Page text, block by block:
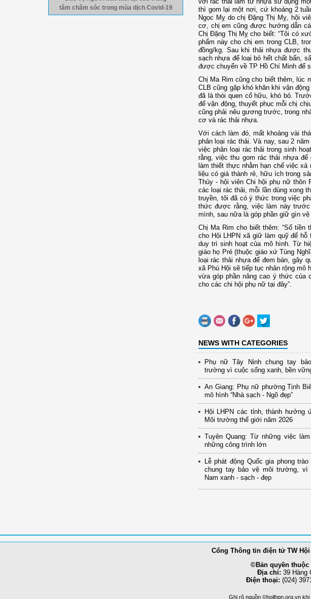
tâm chăm sóc trong mùa dịch Covid-19
thì gom lại một nơi, cứ khoảng 2
Ngọc Mỵ do chị Đặng Thị Mỵ, hội
cơ, chị em cũng được hướng dẫn
Chị Đặng Thị Mỵ cho biết: “Tôi có
phẩm này cho chị em trong CLB,
đồng/kg. Sau khi thải nhựa được
sạch nhựa để loại bỏ hết chất bẩn,
được chuyển về TP Hồ Chí Minh để
Chị Ma Rim cũng cho biết thêm, lúc
CLB cũng gặp khó khăn khi vận
đã là thói quen cố hữu, khó bỏ.
để vận động, thuyết phục mỗi chị
cũng phải nêu gương trước, trong
cơ và rác thải nhựa.
Với cách làm đó, mất khoảng vài
phân loại rác thải. Và nay, sau 2
việc phân loại rác thải trong sinh
rằng, việc thu gom rác thải nhựa
làm thiết thực nhằm hạn chế việc
liệu có giá thành rẻ, hữu ích trong
Thủy - hội viên Chi hội phụ nữ thôn
các loại rác thải, mỗi lần dùng xong
truyền, tôi đã có ý thức trong việc
thức được rằng, việc làm này
mình, sau nữa là góp phần giữ gìn
Chị Ma Rim cho biết thêm: “Số
cho Hội LHPN xã giữ làm quỹ để
duy trì sinh hoạt của mô hình. Từ
giáo họ Pré (thuộc giáo xứ Tùng
loại rác thải nhựa để đem bán, gây
xã Phú Hội sẽ tiếp tục nhân rộng mô
vừa góp phần nâng cao ý thức của
cho các chi hội phụ nữ tại đây”.
NEWS WITH CATEGORIES
Phụ nữ Tây Ninh chung tay
trường vì cuộc sống xanh, bền
An Giang: Phụ nữ phường Tịnh
mô hình “Nhà sạch - Ngõ đẹp”
Hội LHPN các tỉnh, thành hưởng
Môi trường thế giới năm 2026
Tuyên Quang: Từ những việc
những công trình lớn
Lễ phát động Quốc gia phong trào
chung tay bảo vệ môi trường, vì
Nam xanh - sạch - đẹp
Cổng Thông tin điện tử TW Hội
©Bản quyền thuộc
Địa chỉ: 39 Hàng
Điện thoại: (024)
Ghi rõ nguồn ©hoilhpn.org.vn